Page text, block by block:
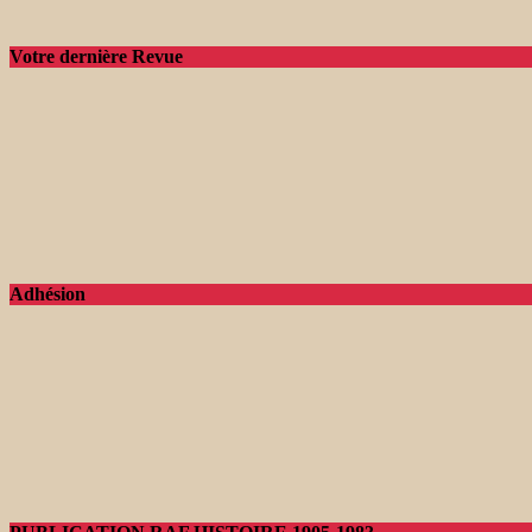
Votre dernière Revue
Adhésion